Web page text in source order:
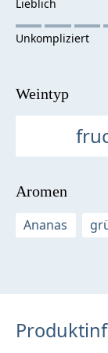
Weintyp
Aromen
Ananas